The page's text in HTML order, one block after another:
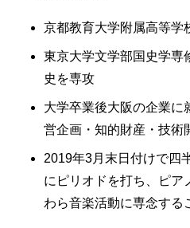
京都教育大学附属高等学
東京大学文学部国史学専
史を専攻
大学卒業後大阪の企業に
営企画・知的財産・技術
2019年3月末日付けで四
にピリオドを打ち、ピア
わら音楽活動に専念する